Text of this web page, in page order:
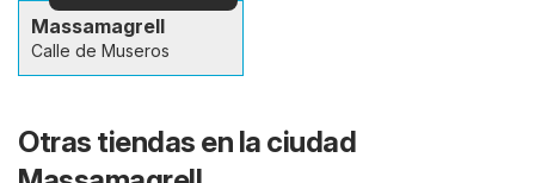
Massamagrell
Calle de Museros
Otras tiendas en la ciudad